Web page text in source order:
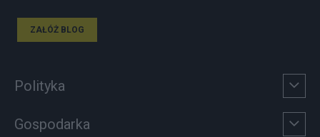
ZAŁÓŻ BLOG
Polityka
Gospodarka